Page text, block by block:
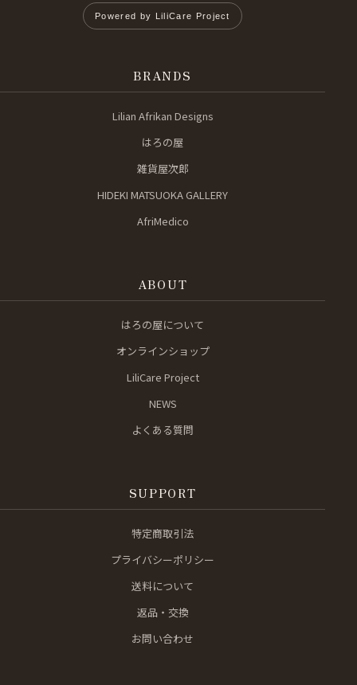
Powered by LiliCare Project
BRANDS
Lilian Afrikan Designs
はろの屋
雑貨屋次郎
HIDEKI MATSUOKA GALLERY
AfriMedico
ABOUT
はろの屋について
オンラインショップ
LiliCare Project
NEWS
よくある質問
SUPPORT
特定商取引法
プライバシーポリシー
送料について
返品・交換
お問い合わせ